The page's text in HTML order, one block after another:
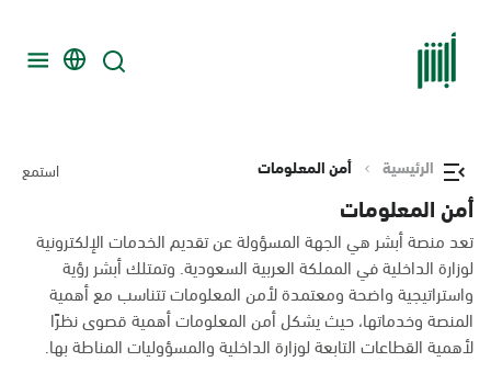
الرئيسية أمن المعلومات استمع
أمن المعلومات
تعد منصة أبشر هي الجهة المسؤولة عن تقديم الخدمات الإلكترونية
لوزارة الداخلية في المملكة العربية السعودية. وتمتلك أبشر رؤية
واستراتيجية واضحة ومعتمدة لأمن المعلومات تتناسب مع أهمية
المنصة وخدماتها، حيث يشكل أمن المعلومات أهمية قصوى نظرًا
لأهمية القطاعات التابعة لوزارة الداخلية والمسؤوليات المناطة بها.